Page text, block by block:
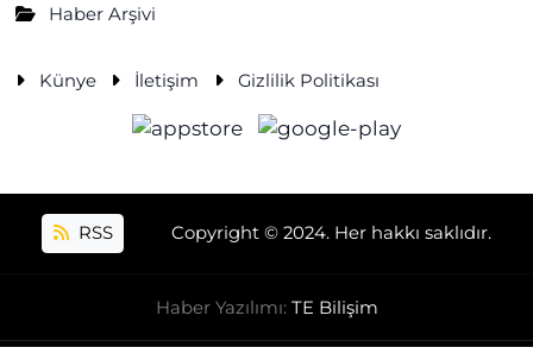
Haber Arşivi
Künye İletişim Gizlilik Politikası
RSS Copyright © 2024. Her hakkı saklıdır.
Haber Yazılımı: TE Bilişim